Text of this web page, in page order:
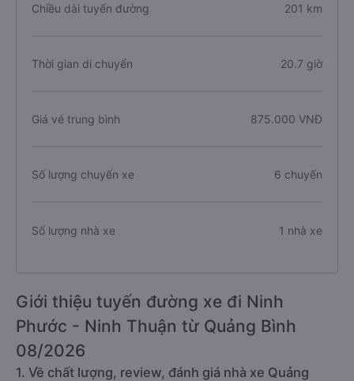
Chiều dài tuyến đường 201 km
Thời gian di chuyển 20.7 giờ
Giá vé trung bình 875.000 VNĐ
Số lượng chuyến xe 6 chuyến
Số lượng nhà xe 1 nhà xe
Giới thiệu tuyến đường xe đi Ninh
Phước - Ninh Thuận từ Quảng Bình
08/2026
1. Về chất lượng, review, đánh giá nhà xe Quảng